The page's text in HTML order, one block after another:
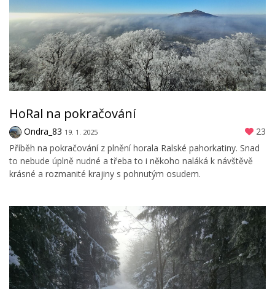
HoRal na pokračování
Ondra_83 19. 1. 2025
23
Příběh na pokračování z plnění horala Ralské pahorkatiny. Snad
to nebude úplně nudné a třeba to i někoho naláká k návštěvě
krásné a rozmanité krajiny s pohnutým osudem.